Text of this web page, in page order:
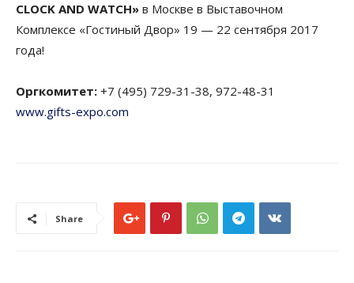
CLOCK AND WATCH» в Москве в Выставочном
Комплексе «Гостиный Двор» 19 — 22 сентября 2017
года!
Оргкомитет: +7 (495) 729-31-38, 972-48-31
www.gifts-expo.com
Share